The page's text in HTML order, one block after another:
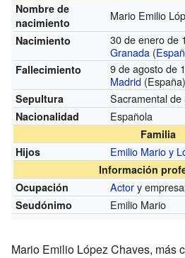
Nombre de
nacimiento
Mario Emilio
Nacimiento
30 de enero de
Granada (
Fallecimiento
9 de agosto de
Madrid (España)
Sepultura Sacramental
Nacionalidad Española
Familia
Hijos
Emilio Mario y
Información
Ocupación
Actory
Seudónimo Emilio Mario
Mario Emilio López Chaves, más